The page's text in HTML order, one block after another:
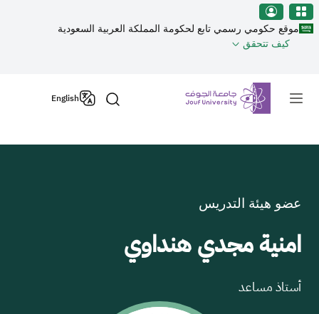
منطقة الجوف-جامعة الجوف
تجاوز إلى المحتوى الرئيسي
موقع حكومي رسمي تابع لحكومة المملكة العربية السعودية
كيف تتحقق
Primary menu
English
عضو هيئة التدريس
امنية مجدي هنداوي
أستاذ مساعد